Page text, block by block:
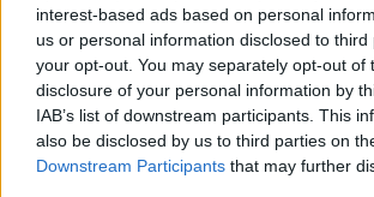
interest-based ads based on personal
us or personal information disclosed to
your opt-out. You may separately opt-out of
disclosure of your personal information by
IAB’s list of downstream participants. This
also be disclosed by us to third parties on
Downstream Participants that may further
Címkék: #akkumulátor #rmit egyetem